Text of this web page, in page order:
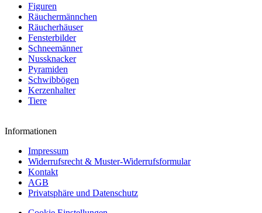
Figuren
Räuchermännchen
Räucherhäuser
Fensterbilder
Schneemänner
Nussknacker
Pyramiden
Schwibbögen
Kerzenhalter
Tiere
Informationen
Impressum
Widerrufsrecht & Muster-Widerrufsformular
Kontakt
AGB
Privatsphäre und Datenschutz